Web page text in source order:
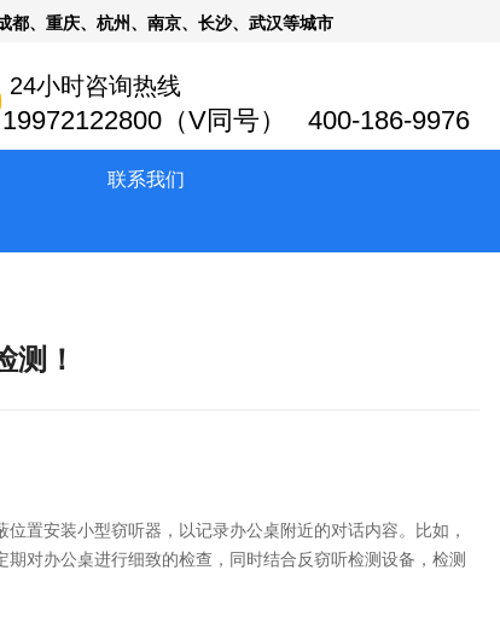
24小时咨询热线
19972122800（V同号） 400-186-9976
都、重庆、杭州、南京、长沙、武汉等城市
联系我们
测！
置安装小型窃听器，以记录办公桌附近的对话内容。比如，
对办公桌进行细致的检查，同时结合反窃听检测设备，检测